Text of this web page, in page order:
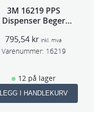
3M 16219 PPS
Dispenser Beger
795,54 kr inkl. mva
Varenummer: 16219
12 på lager
LEGG I HANDLEKURV